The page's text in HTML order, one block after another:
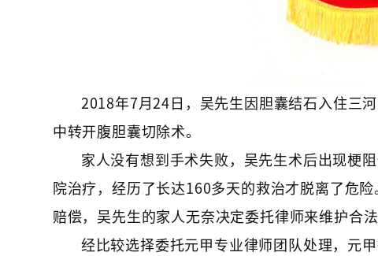
2018年7月24日，吴先生因胆囊结石入住三
中转开腹胆囊切除术。
家人没有想到手术失败，吴先生术后出现梗
院治疗，经历了长达160多天的救治才脱离了危
赔偿，吴先生的家人无奈决定委托律师来维护合法
经比较选择委托元甲专业律师团队处理，元